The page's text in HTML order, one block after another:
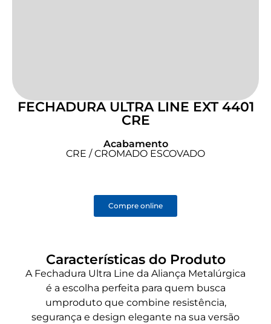
FECHADURA ULTRA LINE EXT 4401
CRE
Acabamento
CRE / CROMADO ESCOVADO
Compre online
Características do Produto
A Fechadura Ultra Line da Aliança Metalúrgica
é a escolha perfeita para quem busca
umproduto que combine resistência,
segurança e design elegante na sua versão